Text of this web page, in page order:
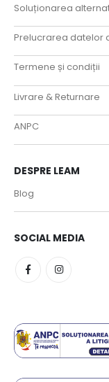
Soluționarea
Prelucrarea datelor
Termene și condiții
Livrare & Returnare
ANPC
DESPRE LEAM
Blog
SOCIAL MEDIA